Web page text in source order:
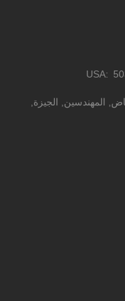
USA
رياض, المهندسين, الجيزة,